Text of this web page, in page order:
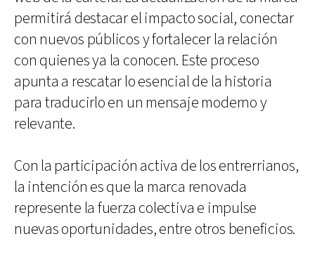
permitirá destacar el impacto social, conectar
con nuevos públicos y fortalecer la relación
con quienes ya la conocen. Este proceso
apunta a rescatar lo esencial de la historia
para traducirlo en un mensaje moderno y
relevante.
Con la participación activa de los entrerrianos,
la intención es que la marca renovada
represente la fuerza colectiva e impulse
nuevas oportunidades, entre otros beneficios.